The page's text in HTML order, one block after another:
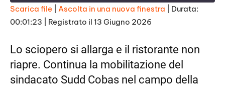
E
p
i
e
SHARE
EMBED
Scarica file Ascolta in una nuova finestra
Durata:
00:01:23
Registrato il 13 Giugno 2026
Lo sciopero si allarga e il ristorante non
riapre. Continua la mobilitazione del
sindacato Sudd Cobas nel campo della